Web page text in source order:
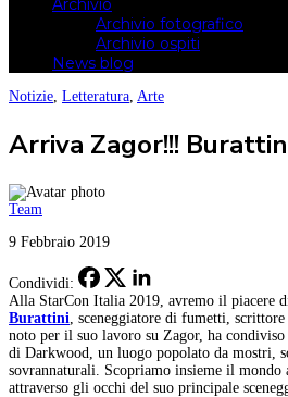
Archivio
Archivio fotografico
Archivio ospiti
News blog
Notizie, Letteratura, Arte
Arriva Zagor!!!
Team
9 Febbraio 2019
Condividi:
Alla StarCon Italia 2019, avremo il piacere
Burattini , sceneggiatore di fumetti,
noto per il suo lavoro su Zagor, ha
di Darkwood, un luogo popolato da mostri,
sovrannaturali. Scopriamo insieme il mondo
attraverso gli occhi del suo principale